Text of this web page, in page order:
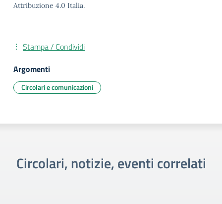
Attribuzione 4.0 Italia.
Stampa / Condividi
Argomenti
Circolari e comunicazioni
Circolari, notizie, eventi correlati